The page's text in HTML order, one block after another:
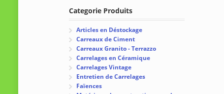
Categorie Produits
Articles en Déstockage
Carreaux de Ciment
Carreaux Granito - Terrazzo
Carrelages en Céramique
Carrelages Vintage
Entretien de Carrelages
Faïences